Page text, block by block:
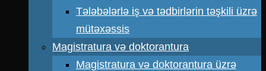
Tələbələrlə iş və tədbirlərin təşkili üzrə
mütəxəssis
Magistratura və doktorantura
Magistratura və doktorantura üzrə